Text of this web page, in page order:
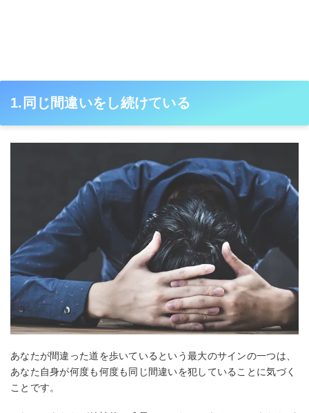
1.同じ間違いをし続けている
あなたが間違った道を歩いているという最大のサインの一つは、
あなた自身が何度も何度も同じ間違いを犯していることに気づく
ことです。